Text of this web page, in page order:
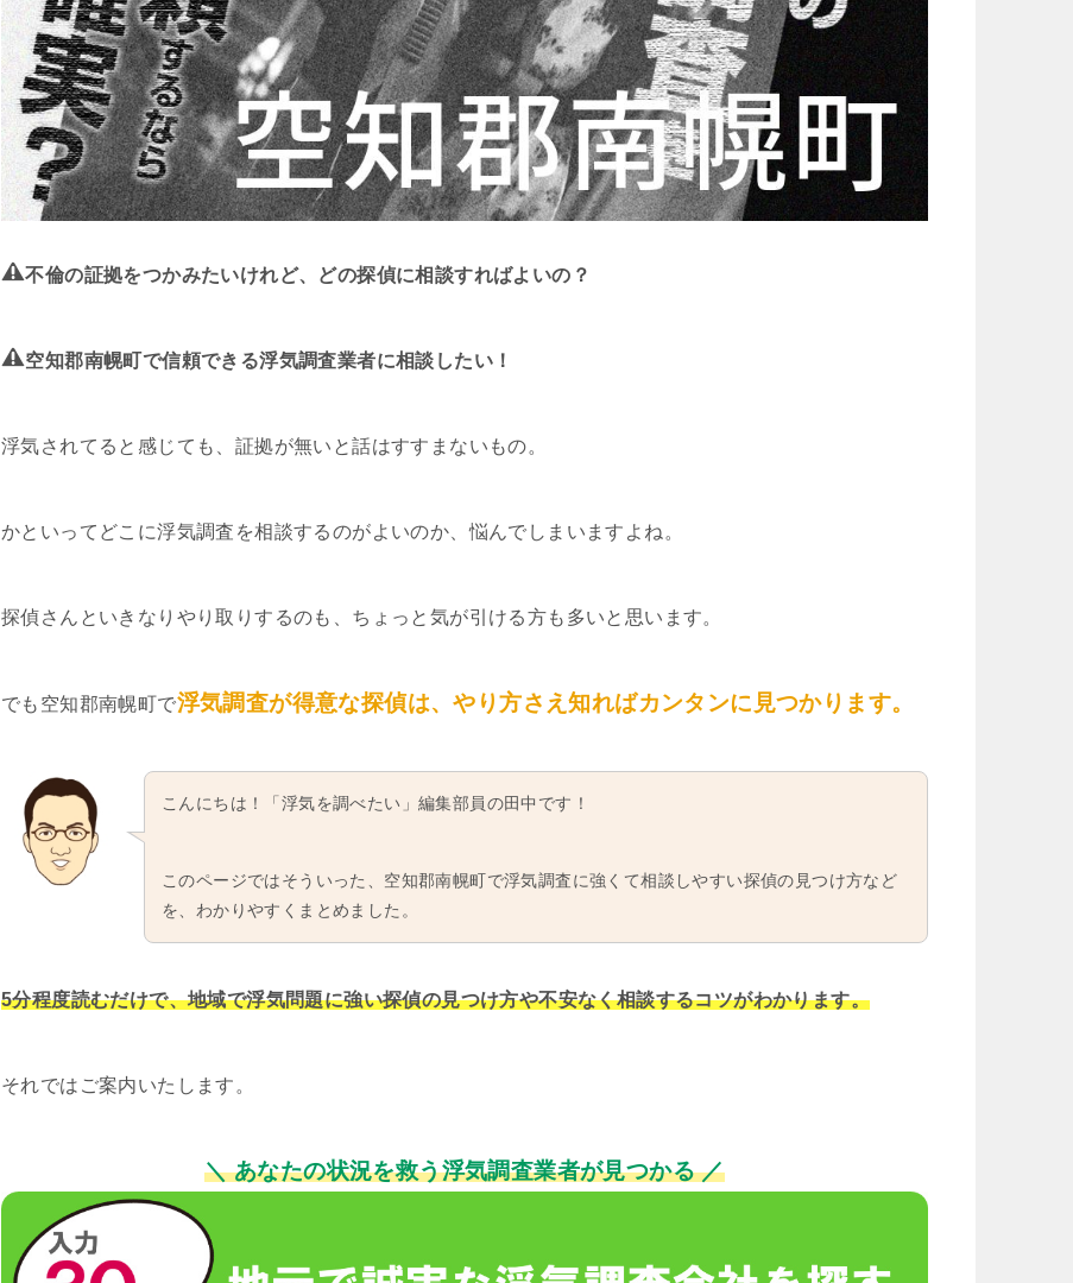
不倫の証拠をつかみたいけれど、どの探偵に相談すればよいの？
空知郡南幌町で信頼できる浮気調査業者に相談したい！
浮気されてると感じても、証拠が無いと話はすすまないもの。
かといってどこに浮気調査を相談するのがよいのか、悩んでしまいますよね。
探偵さんといきなりやり取りするのも、ちょっと気が引ける方も多いと思います。
でも空知郡南幌町で浮気調査が得意な探偵は、やり方さえ知ればカンタンに見つかります。
こんにちは！「浮気を調べたい」編集部員の田中です！
このページではそういった、空知郡南幌町で浮気調査に強くて相談しやすい探偵の見つけ方など
を、わかりやすくまとめました。
5分程度読むだけで、地域で浮気問題に強い探偵の見つけ方や不安なく相談するコツがわかります。
それではご案内いたします。
＼ あなたの状況を救う浮気調査業者が見つかる ／